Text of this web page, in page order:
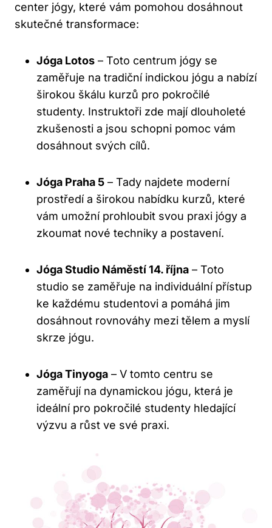
center jógy, které vám pomohou dosáhnout
skutečné transformace:
Jóga Lotos – Toto centrum jógy se
zaměřuje na tradiční indickou jógu a nabízí
širokou škálu kurzů pro pokročilé
studenty. Instruktoři zde mají dlouholeté
zkušenosti a jsou schopni pomoc vám
dosáhnout svých cílů.
Jóga Praha 5 – Tady najdete moderní
prostředí a širokou nabídku kurzů, které
vám umožní prohloubit svou praxi jógy a
zkoumat nové techniky a postavení.
Jóga Studio Náměstí 14. října – Toto
studio se zaměřuje na individuální přístup
ke každému studentovi a pomáhá jim
dosáhnout rovnováhy mezi tělem a myslí
skrze jógu.
Jóga Tinyoga – V tomto centru se
zaměřují na dynamickou jógu, která je
ideální pro pokročilé studenty hledající
výzvu a růst ve své praxi.